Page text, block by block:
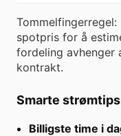
spotpris for å
fordeling avhenger
kontrakt.
Smarte
Billigste time i